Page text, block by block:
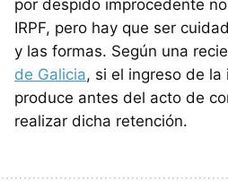
por despido improcedente
IRPF, pero hay que ser
y las formas. Según una
de Galicia, si el ingreso de la
produce antes del acto de
realizar dicha retención.